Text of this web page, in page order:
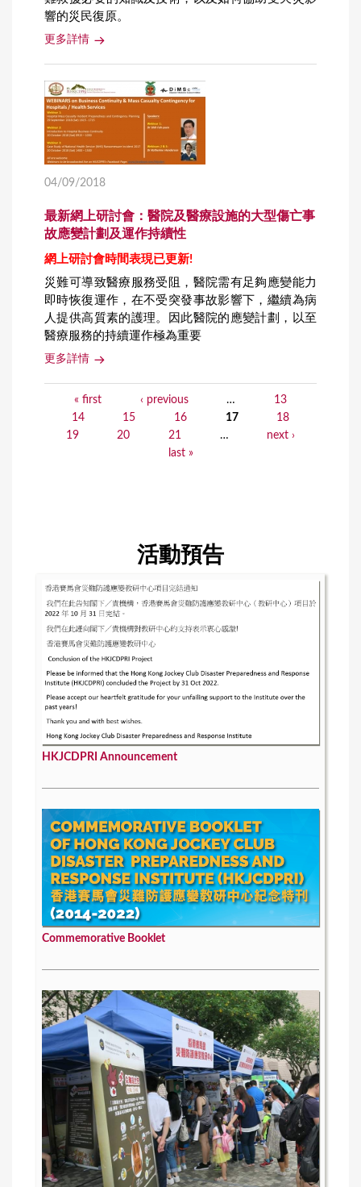
響的災民復原。
更多詳情
04/09/2018
最新網上研討會：醫院及醫療設施的大型傷亡事
故應變計劃及運作持續性
網上研討會時間表現已更新!
災難可導致醫療服務受阻，醫院需有足夠應變能力
即時恢復運作，在不受突發事故影響下，繼續為病
人提供高質素的護理。因此醫院的應變計劃，以至
醫療服務的持續運作極為重要
更多詳情
« first ‹ previous …
13
14
15 16 17
18
19
20 21 …
next ›
last »
活動預告
HKJCDPRI Announcement
Commemorative Booklet